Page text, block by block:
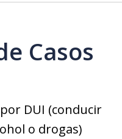
Casos
DUI (conducir
o drogas)